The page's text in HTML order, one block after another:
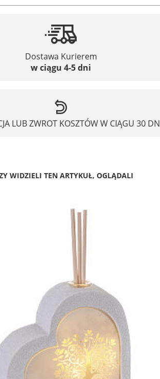
Dostawa Kurierem
w ciągu 4-5 dni
LUB ZWROT KOSZTÓW W CIĄGU 30
WIDZIELI TEN ARTYKUŁ, OGLĄDALI